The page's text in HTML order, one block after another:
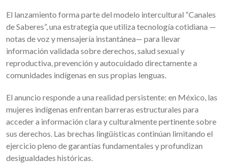
El lanzamiento forma parte del modelo intercultural “Canales
de Saberes”, una estrategia que utiliza tecnología cotidiana —
notas de voz y mensajería instantánea— para llevar
información validada sobre derechos, salud sexual y
reproductiva, prevención y autocuidado directamente a
comunidades indígenas en sus propias lenguas.
El anuncio responde a una realidad persistente: en México, las
mujeres indígenas enfrentan barreras estructurales para
acceder a información clara y culturalmente pertinente sobre
sus derechos. Las brechas lingüísticas continúan limitando el
ejercicio pleno de garantías fundamentales y profundizan
desigualdades históricas.